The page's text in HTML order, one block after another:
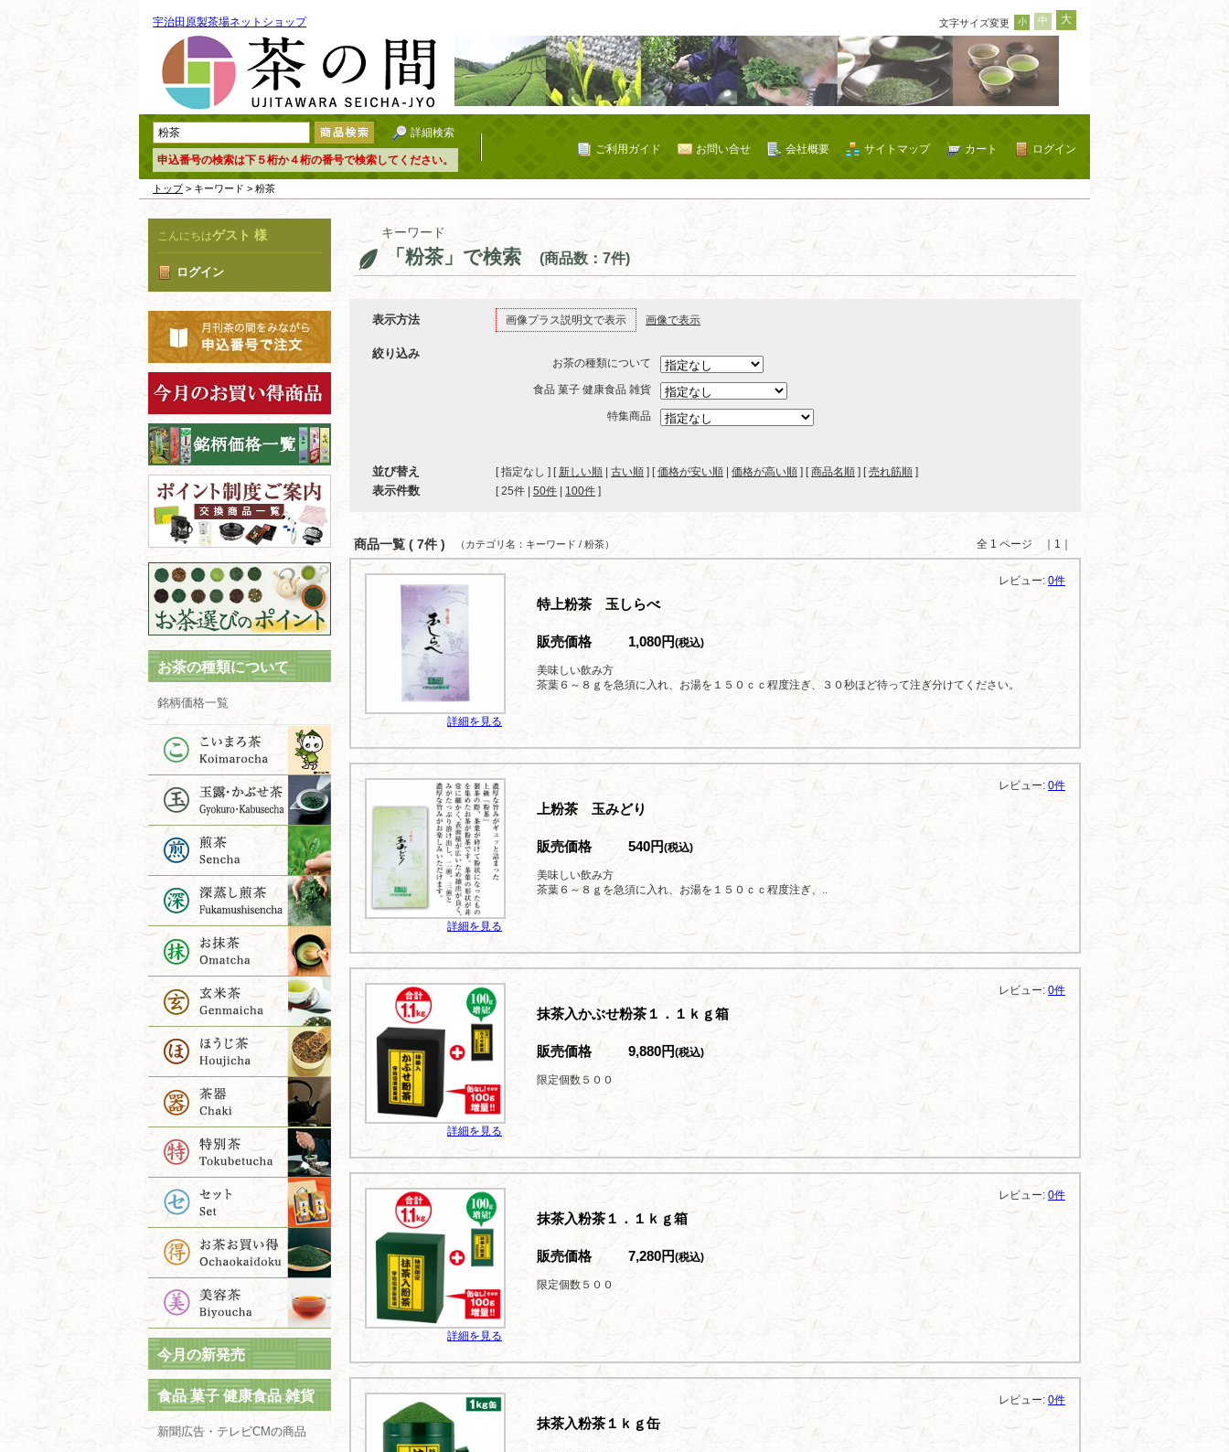
宇治田原製茶場ネットショップ 文字サイズ変更 小 中 大
詳細検索
申込番号の検索は下５桁か４桁の番号で検索してください。
ログイン
カート
サイトマップ
会社概要
お問い合せ
ご利用ガイド
トップ> キーワード > 粉茶
こんにちはゲスト 様
ログイン
お茶の種類について
銘柄価格一覧
今月の新発売
食品 菓子 健康食品 雑貨
新聞広告・テレビCMの商品
キーワード
「粉茶」で検索 (商品数：7件)
表示方法 画像プラス説明文で表示 画像で表示
絞り込み
お茶の種類について
食品 菓子 健康食品 雑貨
特集商品
並び替え [ 指定なし ] [ 新しい順 古い順 ] [価格が安い順 価格が高い順 ] [商品名順 ] [売れ筋順 ]
表示件数 [ 25件 50件 100件 ]
商品一覧 ( 7件 ) 全 1 ページ ｜1｜
（カテゴリ名：キーワード / 粉茶）
詳細を見る
レビュー: 0件
特上粉茶 玉しらべ
販売価格 1,080円(税込)
美味しい飲み方
茶葉６～８ｇを急須に入れ、お湯を１５０ｃｃ程度注ぎ、３０秒ほど待って注ぎ分けてください。
詳細を見る
レビュー: 0件
上粉茶 玉みどり
販売価格 540円(税込)
美味しい飲み方
茶葉６～８ｇを急須に入れ、お湯を１５０ｃｃ程度注ぎ、..
詳細を見る
レビュー: 0件
抹茶入かぶせ粉茶１．１ｋｇ箱
販売価格 9,880円(税込)
限定個数５００
詳細を見る
レビュー: 0件
抹茶入粉茶１．１ｋｇ箱
販売価格 7,280円(税込)
限定個数５００
レビュー: 0件
抹茶入粉茶１ｋｇ缶